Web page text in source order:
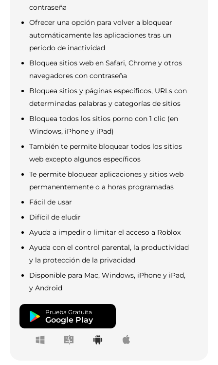
contraseña
Ofrecer una opción para volver a bloquear
automáticamente las aplicaciones tras un
periodo de inactividad
Bloquea sitios web en Safari, Chrome y otros
navegadores con contraseña
Bloquea sitios y páginas específicos, URLs con
determinadas palabras y categorías de sitios
Bloquea todos los sitios porno con 1 clic (en
Windows, iPhone y iPad)
También te permite bloquear todos los sitios
web excepto algunos específicos
Te permite bloquear aplicaciones y sitios web
permanentemente o a horas programadas
Fácil de usar
Difícil de eludir
Ayuda a impedir o limitar el acceso a Roblox
Ayuda con el control parental, la productividad
y la protección de la privacidad
Disponible para Mac, Windows, iPhone y iPad,
y Android
Prueba Gratuita
Google Play